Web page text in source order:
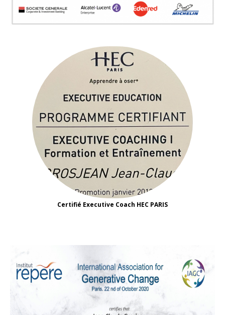
Certifié Executive Coach HEC PARIS